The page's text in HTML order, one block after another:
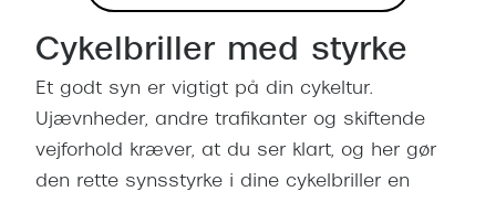
Cykelbriller med styrke
Et godt syn er vigtigt på din cykeltur.
Ujævnheder, andre trafikanter og skiftende
vejforhold kræver, at du ser klart, og her gør
den rette synsstyrke i dine cykelbriller en